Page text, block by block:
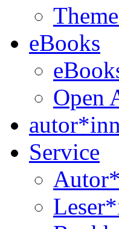
eBooks
Open
Service